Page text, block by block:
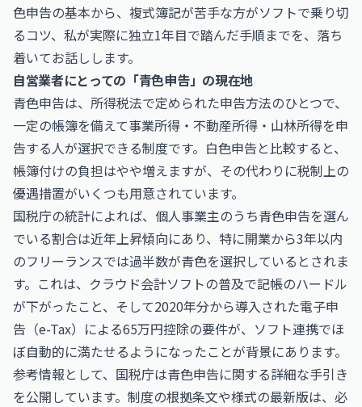
色申告の基本から、複式簿記が苦手な方がソフトで乗り切
るコツ、私が実際に独立1年目で踏んだ手順までを、落ち
着いてお話しします。
自営業者にとっての「青色申告」の現在地
青色申告は、所得税法で定められた申告方法のひとつで、
一定の帳簿を備えて事業所得・不動産所得・山林所得を申
告する人が選択できる制度です。白色申告と比較すると、
帳簿付けの負担はやや増えますが、その代わりに税制上の
優遇措置がいくつも用意されています。
国税庁の統計によれば、個人事業主のうち青色申告を選ん
でいる割合は近年上昇傾向にあり、特に開業から3年以内
のフリーランスでは過半数が青色を選択しているとされま
す。これは、クラウド会計ソフトの普及で記帳のハードル
が下がったこと、そして2020年分から導入された電子申
告（e-Tax）による65万円控除の要件が、ソフト連携でほ
ぼ自動的に満たせるようになったことが背景にあります。
参考情報として、国税庁は青色申告に関する詳細な手引き
を公開しています。制度の根拠条文や様式の最新版は、必